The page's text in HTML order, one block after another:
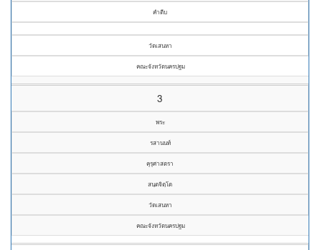
คำตีบ
วัดเสนหา
คณะจังหวัดนครปฐม
3
พระ
รสานนท์
คุรุศาสตรา
สนฺตจิตฺโต
วัดเสนหา
คณะจังหวัดนครปฐม